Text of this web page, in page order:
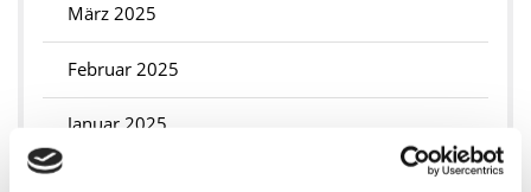
März 2025
Februar 2025
Januar 2025
2024